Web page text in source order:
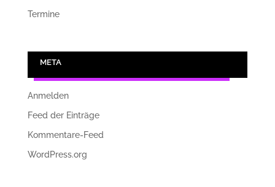
Termine
META
Anmelden
Feed der Einträge
Kommentare-Feed
WordPress.org